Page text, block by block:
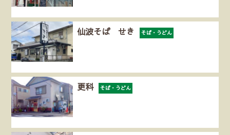
仙波そば せき そば・うどん
更科 そば・うどん